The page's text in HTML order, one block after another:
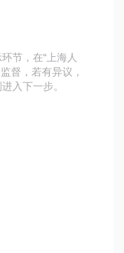
节，在“上海人
督，若有异议，
入下一步。